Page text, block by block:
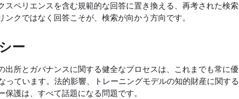
スペリエンスを含む規範的な回答に置き換える、再考された検索
クではなく回答こそが、検索が向かう方向です。
ー
所とガバナンスに関する健全なプロセスは、これまでも常に優
ています。法的影響、トレーニングモデルの知的財産に関する
護は、すべて話題になる問題です。